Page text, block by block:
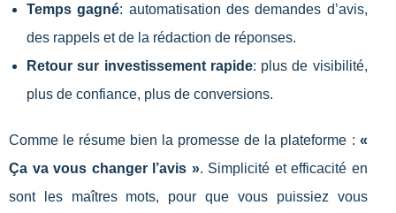
Temps gagné: automatisation des demandes d’avis,
des rappels et de la rédaction de réponses.
Retour sur investissement rapide: plus de visibilité,
plus de confiance, plus de conversions.
Comme le résume bien la promesse de la plateforme : «
Ça va vous changer l’avis ». Simplicité et efficacité en
sont les maîtres mots, pour que vous puissiez vous